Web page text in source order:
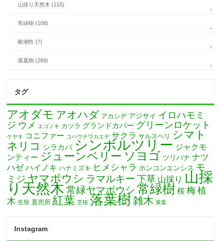
山採り天然木 (115)
常緑樹 (108)
耐潮性 (7)
落葉樹 (269)
タグ
アオダモ アオハダ アカシデ アジサイ イロハモミ
ジ ウメ エゴノキ カツラ グランドカバー グリーンロケット
ケヤキ コニファー コハウチワカエデ サクラ サルスベリ シマト
ネリコ
シラカバ シンボルツリー ジャクモ
ンティー ジューンベリー ソヨゴ ツリバナ ナツ
ハゼ ハイノキ ハナミズキ ヒメシャラ ホンコンエンシス モ
ミジ ヤマボウシ ラマルキー 下草 山採り 山採
り天然木 常緑ヤマボウシ 常緑樹 桜 梅 植
木 生垣 直売所 紅葉 芝桜 落葉樹 雑木 黄葉
Instagram